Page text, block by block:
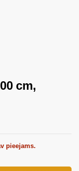
cm,
pieejams.